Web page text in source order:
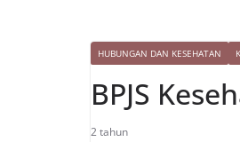
HUBUNGAN DAN KESEHATAN
BPJS
2 tahun